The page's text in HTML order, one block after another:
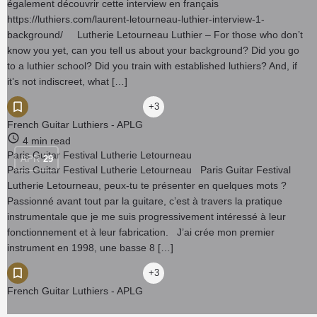
également découvrir cette interview en français
https://luthiers.com/laurent-letourneau-luthier-interview-1-
background/ Lutherie Letourneau Luthier – For those who don’t
know you yet, can you tell us about your background? Did you go
to a luthier school? Did you train with established luthiers? And, if
it’s not indiscreet, what […]
French Guitar Luthiers - APLG
+3
APR 29
4 min read
Paris Guitar Festival Lutherie Letourneau
Paris Guitar Festival Lutherie Letourneau Paris Guitar Festival
Lutherie Letourneau, peux-tu te présenter en quelques mots ?
Passionné avant tout par la guitare, c’est à travers la pratique
instrumentale que je me suis progressivement intéressé à leur
fonctionnement et à leur fabrication. J’ai crée mon premier
instrument en 1998, une basse 8 […]
French Guitar Luthiers - APLG
+3